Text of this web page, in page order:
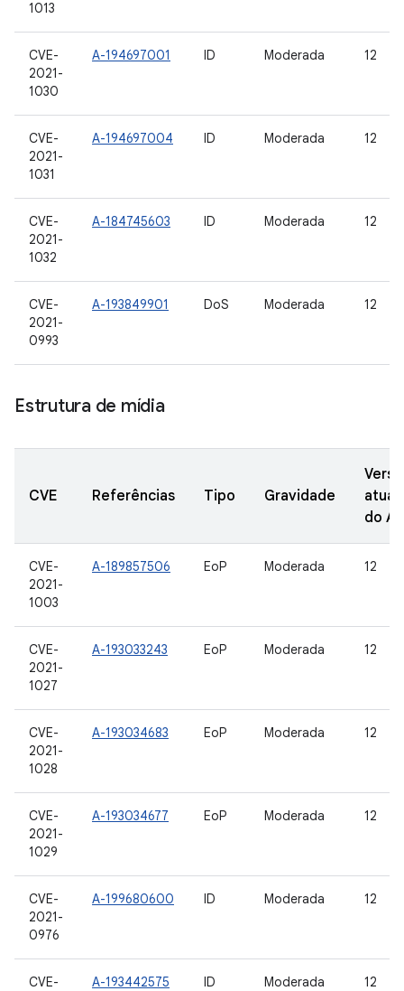
1013
CVE-
2021-
1030
A-194697001 ID Moderada 12
CVE-
2021-
1031
A-194697004 ID Moderada 12
CVE-
2021-
1032
A-184745603 ID Moderada 12
CVE-
2021-
0993
A-193849901 DoS Moderada 12
Estrutura de mídia
CVE Referências Tipo Gravidade
do
CVE-
2021-
1003
A-189857506 EoP Moderada 12
CVE-
2021-
1027
A-193033243 EoP Moderada 12
CVE-
2021-
1028
A-193034683 EoP Moderada 12
CVE-
2021-
1029
A-193034677 EoP Moderada 12
CVE-
2021-
0976
A-199680600 ID Moderada 12
CVE-
A-193442575 ID Moderada 12